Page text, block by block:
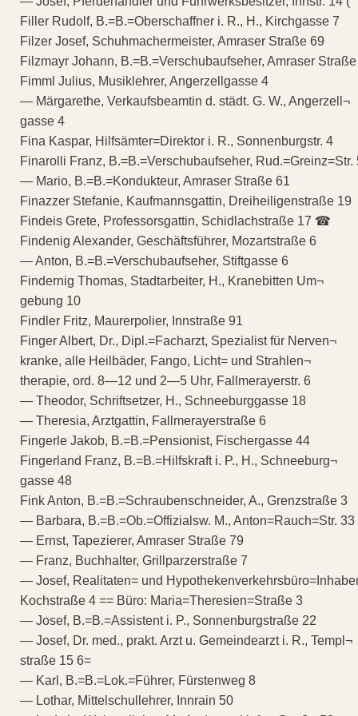
Filler Rudolf, B.=B.=Oberschaffner i. R., H., Kirchgasse 7
Filzer Josef, Schuhmachermeister, Amraser Straße 69
Filzmayr Johann, B.=B.=Verschubaufseher, Amraser
Fimml Julius, Musiklehrer, Angerzellgasse 4
— Märgarethe, Verkaufsbeamtin d. städt. G. W., Angerzell¬
gasse 4
Fina Kaspar, Hilfsämter=Direktor i. R., Sonnenburgstr. 4
Finarolli Franz, B.=B.=Verschubaufseher, Rud.=Greinz=Str.
— Mario, B.=B.=Kondukteur, Amraser Straße 61
Finazzer Stefanie, Kaufmannsgattin, Dreiheiligenstraße 19
Findeis Grete, Professorsgattin, Schidlachstraße 17 ☎
Findenig Alexander, Geschäftsführer, Mozartstraße 6
— Anton, B.=B.=Verschubaufseher, Stiftgasse 6
Findernig Thomas, Stadtarbeiter, H., Kranebitten Um¬
gebung 10
Findler Fritz, Maurerpolier, Innstraße 91
Finger Albert, Dr., Dipl.=Facharzt, Spezialist für Nerven¬
kranke, alle Heilbäder, Fango, Licht= und Strahlen¬
therapie, ord. 8—12 und 2—5 Uhr, Fallmerayerstr. 6
— Theodor, Schriftsetzer, H., Schneeburggasse 18
— Theresia, Arztgattin, Fallmerayerstraße 6
Fingerle Jakob, B.=B.=Pensionist, Fischergasse 44
Fingerland Franz, B.=B.=Hilfskraft i. P., H., Schneeburg¬
gasse 48
Fink Anton, B.=B.=Schraubenschneider, A., Grenzstraße 3
— Barbara, B.=B.=Ob.=Offizialsw. M., Anton=Rauch=Str. 33
— Ernst, Tapezierer, Amraser Straße 79
— Franz, Buchhalter, Grillparzerstraße 7
— Josef, Realitaten= und
Kochstraße 4 == Büro: Maria=Theresien=Straße 3
— Josef, B.=B.=Assistent i. P., Sonnenburgstraße 22
— Josef, Dr. med., prakt. Arzt u. Gemeindearzt i. R., Templ¬
straße 15 6=
— Karl, B.=B.=Lok.=Führer, Fürstenweg 8
— Lothar, Mittelschullehrer, Innrain 50